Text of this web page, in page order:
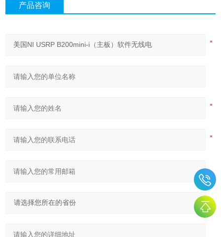
产品咨询